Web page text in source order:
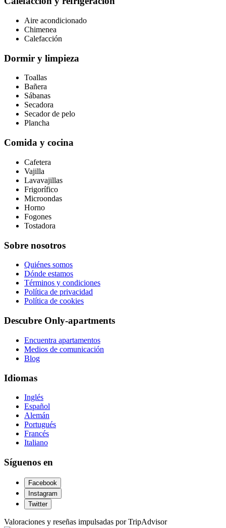
Aire acondicionado
Chimenea
Calefacción
Dormir y limpieza
Toallas
Bañera
Sábanas
Secadora
Secador de pelo
Plancha
Comida y cocina
Cafetera
Vajilla
Lavavajillas
Frigorífico
Microondas
Horno
Fogones
Tostadora
Sobre nosotros
Quiénes somos
Dónde estamos
Términos y condiciones
Política de privacidad
Política de cookies
Descubre Only-apartments
Encuentra apartamentos
Medios de comunicación
Blog
Idiomas
Inglés
Español
Alemán
Portugués
Francés
Italiano
Síguenos en
Facebook
Instagram
Twitter
Valoraciones y reseñas impulsadas por TripAdvisor